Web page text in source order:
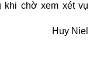
chờ xem xét vụ
Huy Niel